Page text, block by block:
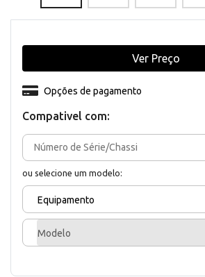
Compativel com:
ou selecione um modelo:
Equipamento
Modelo
Opções de pagamento
Ver Preço